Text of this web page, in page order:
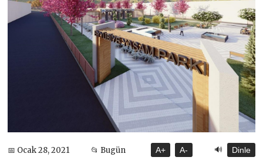
📅 Ocak 28, 2021 📂 Bugün A+ A- 🔊 Dinle